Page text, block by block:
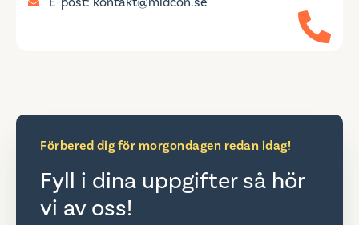
Förbered dig för morgondagen redan idag!
Fyll i dina uppgifter så hör
vi av oss!